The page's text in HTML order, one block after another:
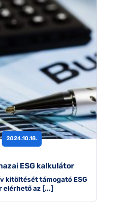
2024.10.18.
ESG kalkulátor
kitöltését támogató ESG
elérhető az [...]